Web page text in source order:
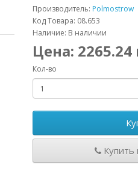
Производитель: Polmostrow
Код Товара: 08.653
Наличие: В наличии
Цена: 2265.24
Кол-во
Купить